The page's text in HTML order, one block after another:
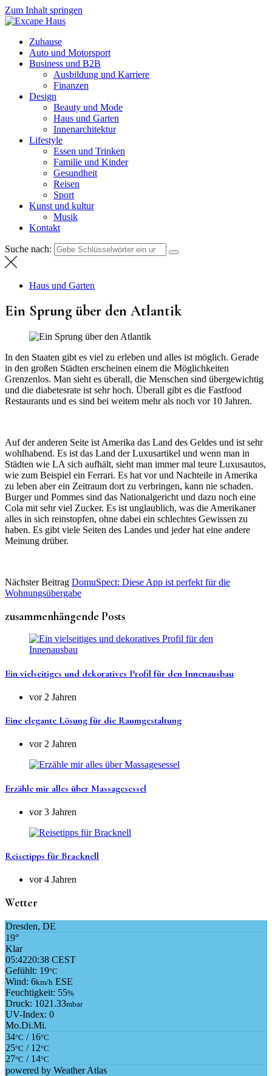
Zum Inhalt springen
Weltnachrichten
Zuhause
Auto und Motorsport
Business und B2B
Ausbildung und Karriere
Finanzen
Design
Beauty und Mode
Haus und Garten
Innenarchitektur
Lifestyle
Essen und Trinken
Familie und Kinder
Gesundheit
Reisen
Sport
Kunst und kultur
Musik
Kontakt
Suche nach:
Haus und Garten
Ein Sprung über den Atlantik
In den Staaten gibt es viel zu erleben und alles ist möglich. Gerade
in den großen Städten erscheinen einem die Möglichkeiten
Grenzenlos. Man sieht es überall, die Menschen sind übergewichtig
und die diabetesrate ist sehr hoch. Überall gibt es die Fastfood
Restaurants und es sind bei weitem mehr als noch vor 10 Jahren.
Auf der anderen Seite ist Amerika das Land des Geldes und ist sehr
wohlhabend. Es ist das Land der Luxusartikel und wenn man in
Städten wie LA sich aufhält, sieht man immer mal teure Luxusautos,
wie zum Beispiel ein Ferrari. Es hat vor und Nachteile in Amerika
zu leben aber ein Zeitraum dort zu verbringen, kann nie schaden.
Burger und Pommes sind das Nationalgericht und dazu noch eine
Cola mit sehr viel Zucker. Es ist unglaublich, was die Amerikaner
alles in sich reinstopfen, ohne dabei ein schlechtes Gewissen zu
haben. Es gibt viele Seiten des Landes und jeder hat eine andere
Meinung drüber.
Nächster Beitrag DomuSpect: Diese App ist perfekt für die
Wohnungsübergabe
zusammenhängende Posts
Ein vielseitiges und dekoratives Profil für den Innenausbau
vor 2 Jahren
Eine elegante Lösung für die Raumgestaltung
vor 2 Jahren
Erzähle mir alles über Massagesessel
vor 3 Jahren
Reisetipps für Bracknell
vor 4 Jahren
Wetter
Dresden, DE
19°
Klar
05:4220:38 CEST
Gefühlt: 19°C
Wind: 6km/h ESE
Feuchtigkeit: 55%
Druck: 1021.33mbar
UV-Index: 0
Mo.Di.Mi.
34°C / 16°C
25°C / 12°C
27°C / 14°C
powered by Weather Atlas